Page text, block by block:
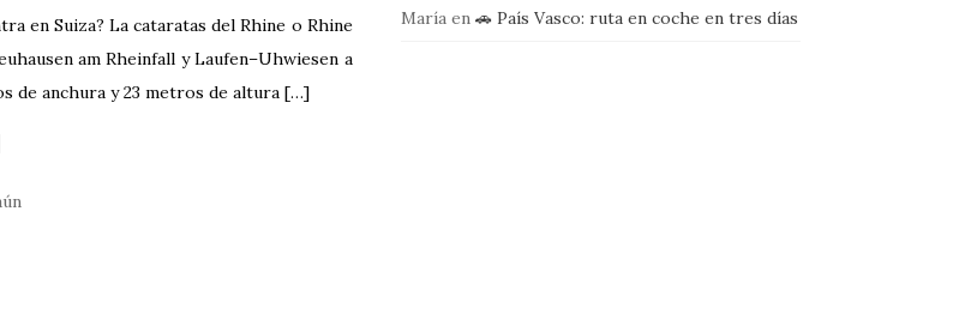
en Suiza? La cataratas del Rhine o Rhine
am Rheinfall y Laufen–Uhwiesen a
de anchura y 23 metros de altura […]
Maríaen 🚗 País Vasco: ruta en coche en tres días